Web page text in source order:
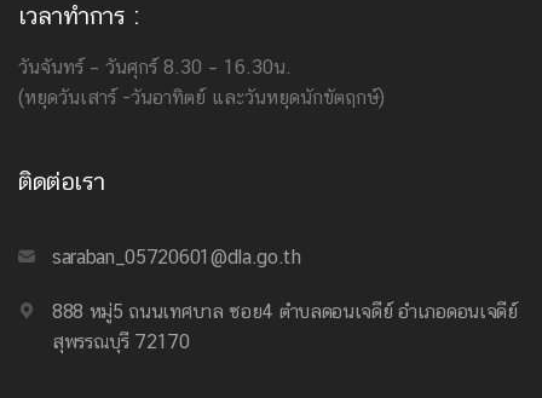
เวลาทำการ :
วันจันทร์ – วันศุกร์ 8.30 – 16.30น.
(หยุดวันเสาร์ -วันอาทิตย์ และวันหยุดนักขัตฤกษ์)
ติดต่อเรา
saraban_05720601@dla.go.th
888 หมู่5 ถนนเทศบาล ซอย4 ตำบลดอนเจดีย์ อำเภอดอนเจดีย์
สุพรรณบุรี 72170